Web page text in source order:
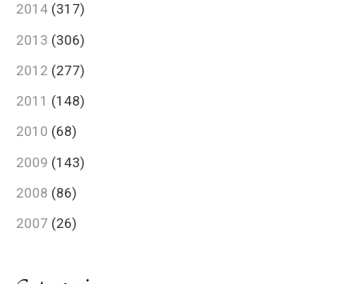
2014 (317)
2013 (306)
2012 (277)
2011 (148)
2010 (68)
2009 (143)
2008 (86)
2007 (26)